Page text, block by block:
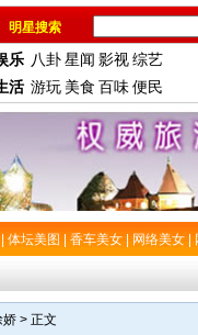
明星搜索
乐 八卦星闻 影视综艺
活 游玩 美食 百味便民
体坛美图 香车美女 网络美女
娇 > 正文